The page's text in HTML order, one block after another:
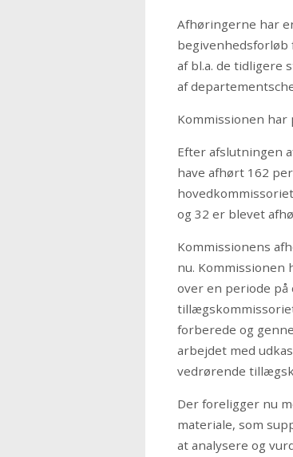
Afhøringerne har
begivenhedsforløb
af bl.a. de tidligere
af
Kommissionen
Efter afslutningen
have afhørt 162
og 32 er blevet
Kommissionens
nu.
over en periode
forberede og
arbejdet med
vedrørende
Der foreligger nu
materiale, som
at analysere og